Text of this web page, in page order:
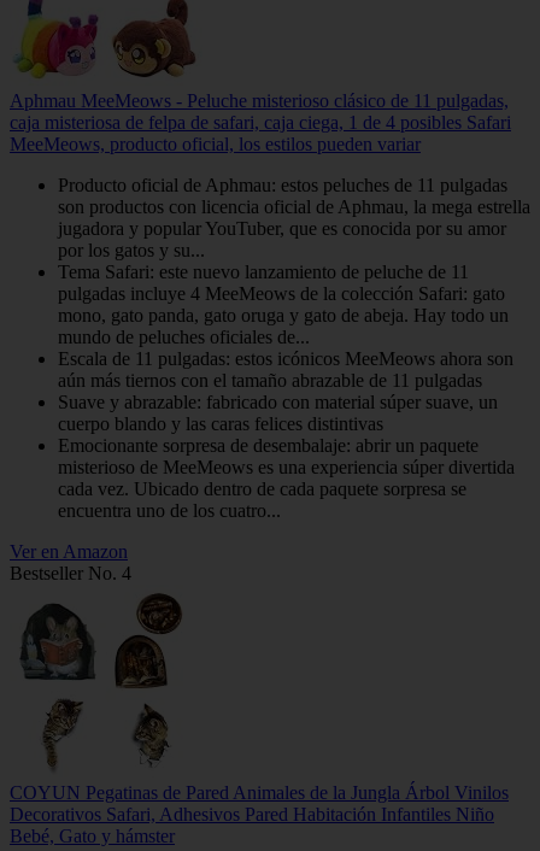
Aphmau MeeMeows - Peluche misterioso clásico de 11 pulgadas,
caja misteriosa de felpa de safari, caja ciega, 1 de 4 posibles Safari
MeeMeows, producto oficial, los estilos pueden variar
Producto oficial de Aphmau: estos peluches de 11 pulgadas
son productos con licencia oficial de Aphmau, la mega estrella
jugadora y popular YouTuber, que es conocida por su amor
por los gatos y su...
Tema Safari: este nuevo lanzamiento de peluche de 11
pulgadas incluye 4 MeeMeows de la colección Safari: gato
mono, gato panda, gato oruga y gato de abeja. Hay todo un
mundo de peluches oficiales de...
Escala de 11 pulgadas: estos icónicos MeeMeows ahora son
aún más tiernos con el tamaño abrazable de 11 pulgadas
Suave y abrazable: fabricado con material súper suave, un
cuerpo blando y las caras felices distintivas
Emocionante sorpresa de desembalaje: abrir un paquete
misterioso de MeeMeows es una experiencia súper divertida
cada vez. Ubicado dentro de cada paquete sorpresa se
encuentra uno de los cuatro...
Ver en Amazon
Bestseller No. 4
COYUN Pegatinas de Pared Animales de la Jungla Árbol Vinilos
Decorativos Safari, Adhesivos Pared Habitación Infantiles Niño
Bebé, Gato y hámster